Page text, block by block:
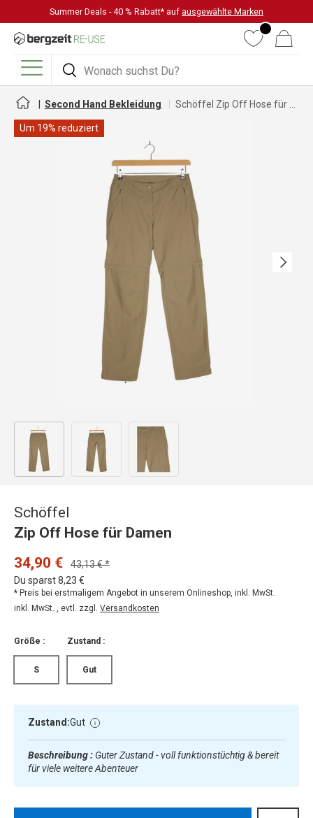
DIREKT ZUM INHALT
Summer Deals - 40 % Rabatt* auf ausgewählte Marken
Suchen
Suchen
WunschlisteWarenkorb
Menü
Second Hand Bekleidung
Um 19% reduziert
Nächste
Bild 1 in Galerieansicht laden
Schöffel
Zip Off Hose für Damen
34,90 €
43,13 € *
Du sparst 8,23 €
* Preis bei erstmaligem Angebot in unserem Onlineshop, inkl. MwSt.
inkl. MwSt. , evtl. zzgl. Versandkosten
Größe :
S
Zustand :
Gut
Zustand:Gut
Beschreibung : Guter Zustand - voll funktionstüchtig & bereit
für viele weitere Abenteuer